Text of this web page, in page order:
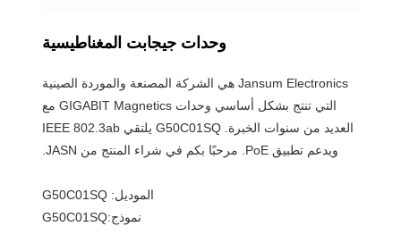
وحدات جيجابت المغناطيسية
Jansum Electronics هي الشركة المصنعة والموردة الصينية
التي تنتج بشكل أساسي وحدات GIGABIT Magnetics مع
العديد من سنوات الخبرة. G50C01SQ يلتقي IEEE 802.3ab
ويدعم تطبيق PoE. مرحبًا بكم في شراء المنتج من JASN.
الموديل: G50C01SQ
نموذج:G50C01SQ